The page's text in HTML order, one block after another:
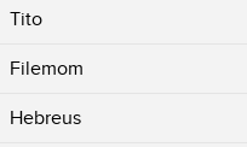
Tito
Filemom
Hebreus